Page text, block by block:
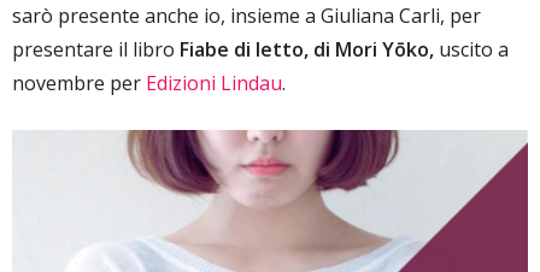
sarò presente anche io, insieme a Giuliana Carli, per
presentare il libro Fiabe di letto, di Mori Yōko, uscito a
novembre per Edizioni Lindau.